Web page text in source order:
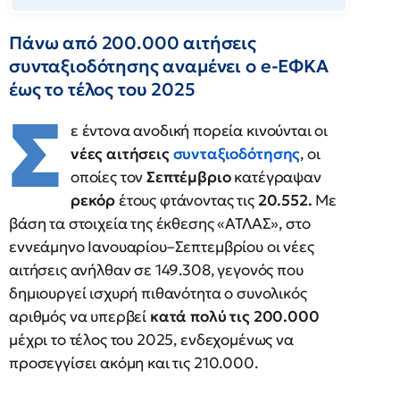
Πάνω από 200.000 αιτήσεις
συνταξιοδότησης αναμένει ο e-ΕΦΚΑ
έως το τέλος του 2025
Σ ε έντονα ανοδική πορεία κινούνται οι
νέες αιτήσειςσυνταξιοδότησης, οι
οποίες τονΣεπτέμβριοκατέγραψαν
ρεκόρέτους φτάνοντας τις 20.552. Με
βάση τα στοιχεία της έκθεσης «ΑΤΛΑΣ», στο
εννεάμηνο Ιανουαρίου–Σεπτεμβρίου οι νέες
αιτήσεις ανήλθαν σε 149.308, γεγονός που
δημιουργεί ισχυρή πιθανότητα ο συνολικός
αριθμός να υπερβεί κατά πολύ τις 200.000
μέχρι το τέλος του 2025, ενδεχομένως να
προσεγγίσει ακόμη και τις 210.000.